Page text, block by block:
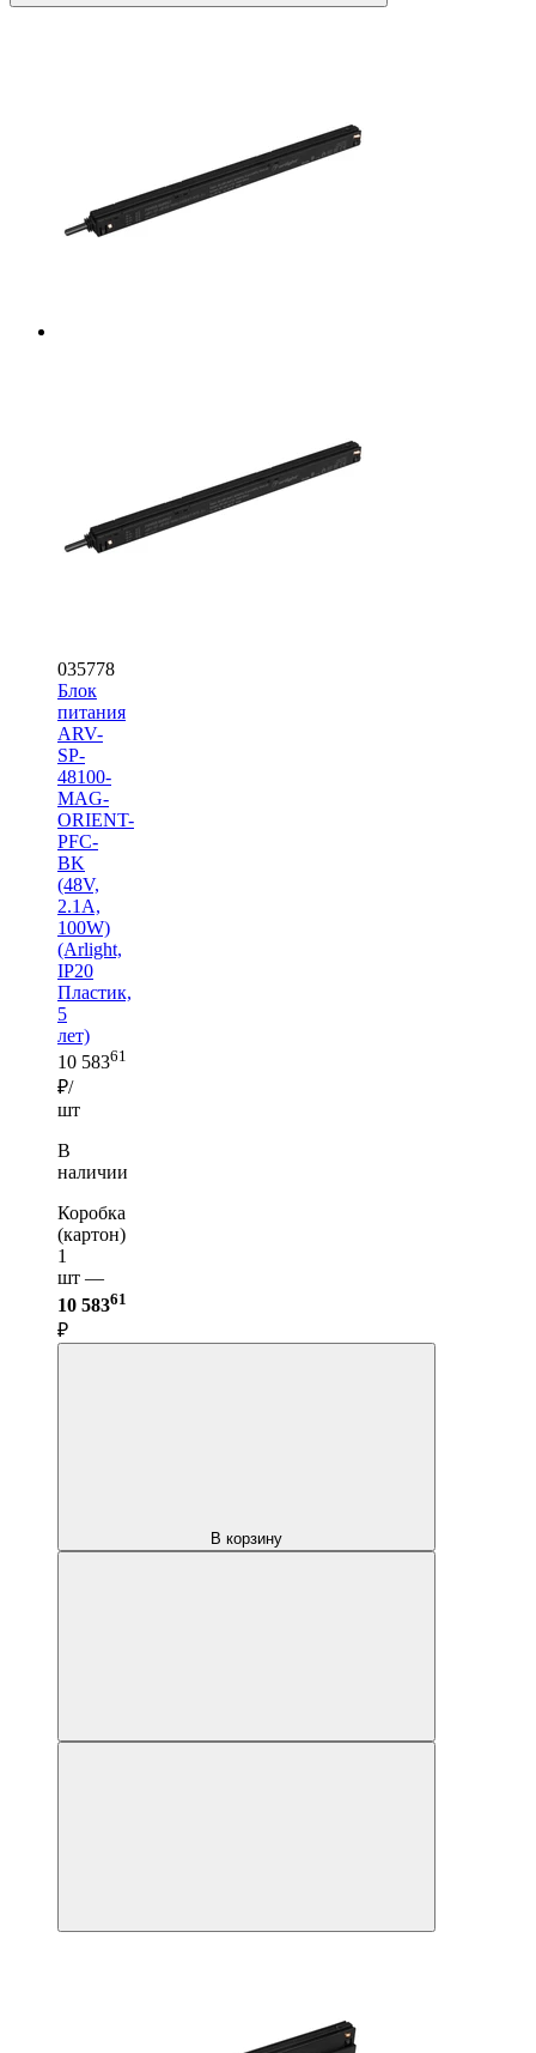
035778
Блок
питания
ARV-
SP-
48100-
MAG-
ORIENT-
PFC-
BK
(48V,
2.1A,
100W)
(Arlight,
IP20
Пластик,
5
лет)
10 58361
₽/
шт
В
наличии
Коробка
(картон)
1
шт —
10 58361
₽
В корзину